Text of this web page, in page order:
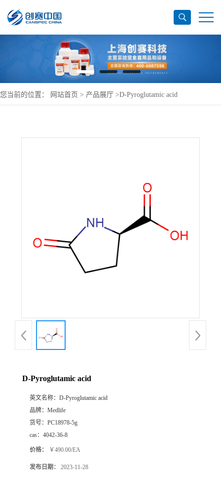
您当前的位置： 网站首页 > 产品展厅 >D-Pyroglutamic acid
D-Pyroglutamic acid
英文名称： D-Pyroglutamic acid
品牌： Medlife
货号： PC18978-5g
cas： 4042-36-8
价格： ￥490.00/EA
发布日期： 2023-11-28